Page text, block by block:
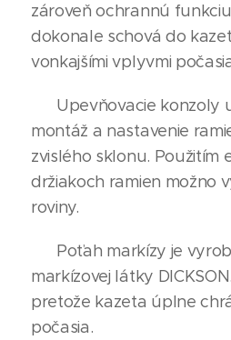
zároveň ochrannú
dokonale schová do
vonkajšími vplyvmi
Upevňovacie konzoly
montáž a nastavenie
zvislého sklonu. Použitím
držiakoch ramien možno
roviny.
Poťah markízy je
markízovej látky
pretože kazeta úplne
počasia.